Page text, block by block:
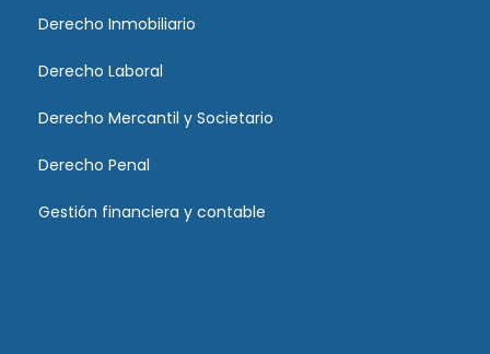
Derecho Inmobiliario
Derecho Laboral
Derecho Mercantil y Societario
Derecho Penal
Gestión financiera y contable